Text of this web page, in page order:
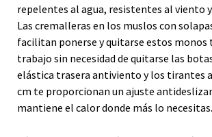
repelentes al agua, resistentes al viento
Las cremalleras en los muslos con
facilitan ponerse y quitarse estos monos
trabajo sin necesidad de quitarse las
elástica trasera antiviento y los tirantes
cm te proporcionan un ajuste
mantiene el calor donde más lo necesitas.